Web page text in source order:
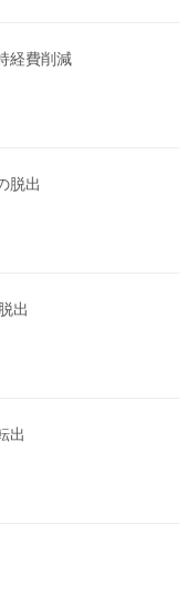
経費削減
脱出
出
出